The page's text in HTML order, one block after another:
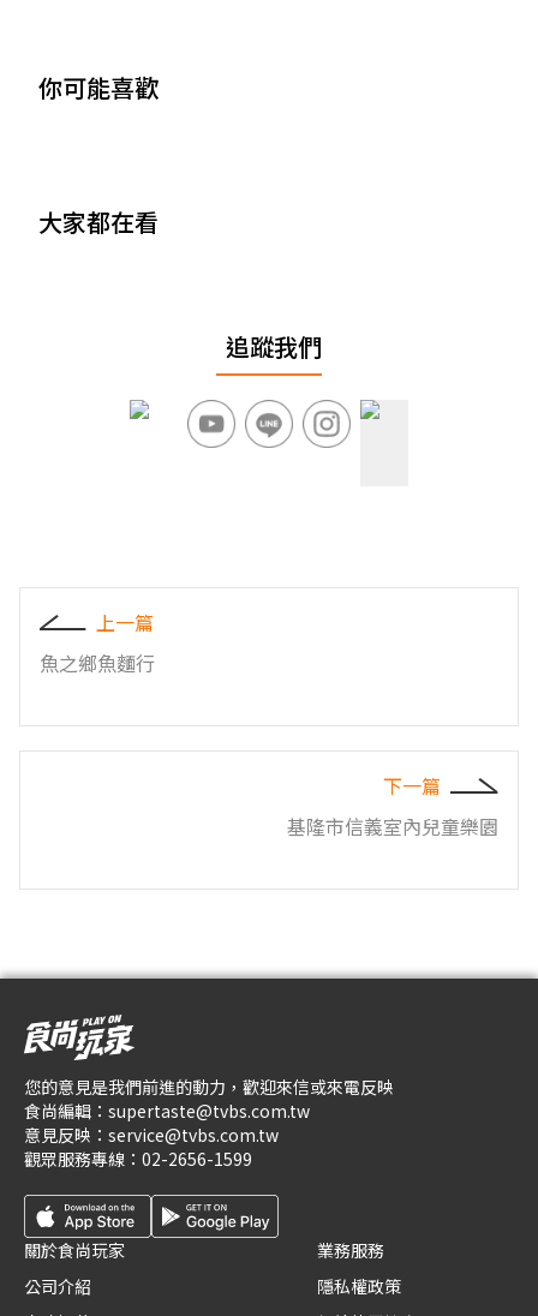
你可能喜歡
大家都在看
追蹤我們
上一篇
魚之鄉魚麵行
下一篇
基隆市信義室內兒童樂園
您的意見是我們前進的動力，歡迎來信或來電反映
食尚編輯： supertaste@tvbs.com.tw
意見反映： service@tvbs.com.tw
觀眾服務專線： 02-2656-1599
關於食尚玩家
公司介紹
業務服務
隱私權政策